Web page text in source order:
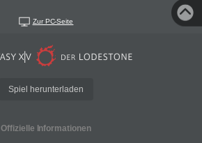
Zur PC-Seite
Spiel herunterladen
Offizielle Informationen